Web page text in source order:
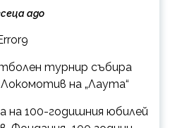
ago
турнир събира
на „Лаута“
на 100-годишния юбилей